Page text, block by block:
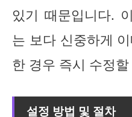
있기 때문입니다.
는 보다 신중하게
한 경우 즉시 수정
설정 방법 및 절차